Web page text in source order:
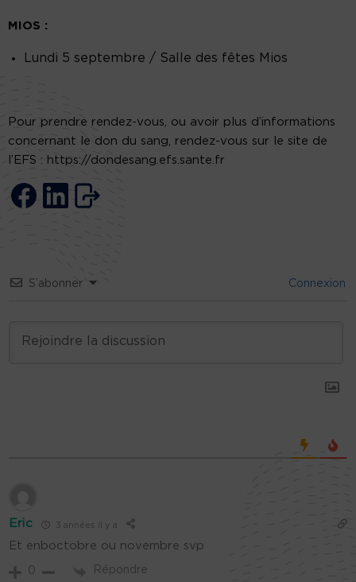
MIOS :
Lundi 5 septembre / Salle des fêtes Mios
Pour prendre rendez-vous, ou avoir plus d’informations
concernant le don du sang, rendez-vous sur le site de
l’EFS : https://dondesang.efs.sante.fr
S’abonner Connexion
Eric 3 années il y a
Et enboctobre ou novembre svp
0 Répondre